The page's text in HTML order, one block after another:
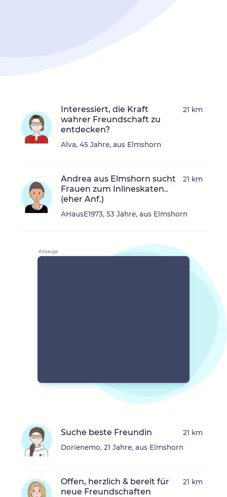
Interessiert, die Kraft
wahrer Freundschaft zu
entdecken?
Alva, 45 Jahre, aus Elmshorn
21 km
Andrea aus Elmshorn sucht
Frauen zum Inlineskaten..
(eher Anf.)
AHausE1973, 53 Jahre, aus Elmshorn
21 km
Suche beste Freundin
Dorienemo, 21 Jahre, aus Elmshorn
21 km
Offen, herzlich & bereit für
neue Freundschaften
21 km